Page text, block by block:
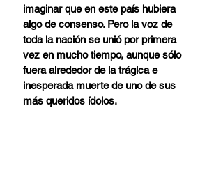
imaginar que en este país hubiera
algo de consenso. Pero la voz de
toda la nación se unió por primera
vez en mucho tiempo, aunque sólo
fuera alrededor de la trágica e
inesperada muerte de uno de sus
más queridos ídolos.